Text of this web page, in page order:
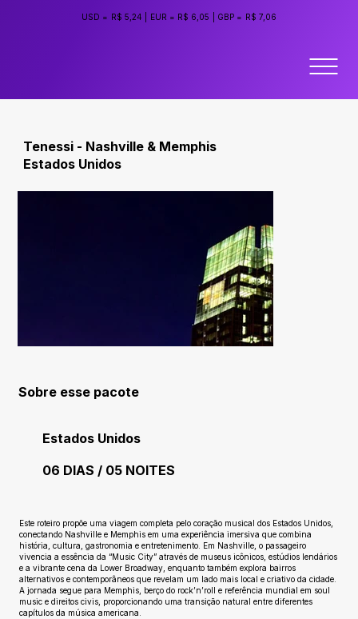
USD = R$ 5,24 EUR = R$ 6,05 GBP = R$ 7,06
Tenessi - Nashville & Memphis
Estados Unidos
Sobre esse pacote
Estados Unidos
06 DIAS / 05 NOITES
Este roteiro propõe uma viagem completa pelo coração musical dos Estados Unidos,
conectando Nashville e Memphis em uma experiência imersiva que combina
história, cultura, gastronomia e entretenimento. Em Nashville, o passageiro
vivencia a essência da “Music City” através de museus icônicos, estúdios lendários
e a vibrante cena da Lower Broadway, enquanto também explora bairros
alternativos e contemporâneos que revelam um lado mais local e criativo da cidade.
A jornada segue para Memphis, berço do rock’n’roll e referência mundial em soul
music e direitos civis, proporcionando uma transição natural entre diferentes
capítulos da música americana.